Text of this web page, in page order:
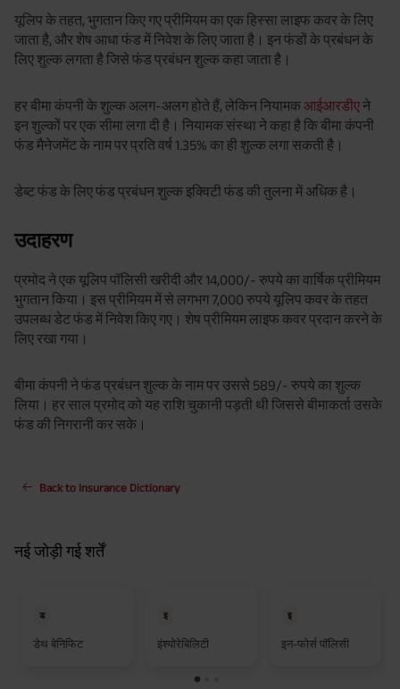
यूलिप के तहत, भुगतान किए गए प्रीमियम का एक हिस्सा लाइफ कवर के लिए
जाता है, और शेष आधा फंड में निवेश के लिए जाता है। इन फंडों के प्रबंधन के
लिए शुल्क लगता है जिसे फंड प्रबंधन शुल्क कहा जाता है।
हर बीमा कंपनी के शुल्क अलग-अलग होते हैं, लेकिन नियामकआईआरडीएने
इन शुल्कों पर एक सीमा लगा दी है। नियामक संस्था ने कहा है कि बीमा कंपनी
फंड मैनेजमेंट के नाम पर प्रति वर्ष 1.35% का ही शुल्क लगा सकती है।
डेब्ट फंड के लिए फंड प्रबंधन शुल्क इक्विटी फंड की तुलना में अधिक है।
उदाहरण
प्रमोद ने एक यूलिप पॉलिसी खरीदी और 14,000/- रुपये का वार्षिक प्रीमियम
भुगतान किया। इस प्रीमियम में से लगभग 7,000 रुपये यूलिप कवर के तहत
उपलब्ध डेट फंड में निवेश किए गए। शेष प्रीमियम लाइफ कवर प्रदान करने के
लिए रखा गया।
बीमा कंपनी ने फंड प्रबंधन शुल्क के नाम पर उससे 589/- रुपये का शुल्क
लिया। हर साल प्रमोद को यह राशि चुकानी पड़ती थी जिससे बीमाकर्ता उसके
फंड की निगरानी कर सके।
Back to Insurance Dictionary
नई जोड़ी गई शर्तें
ड
डेथ बेनिफिट
इ
इंश्योरेबिलिटी
इ
इन-फोर्स पॉलिसी